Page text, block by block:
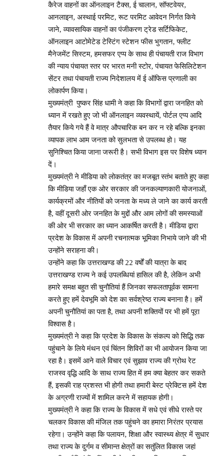
कैरेज वाहनों का ऑनलाइन टैक्स, ई चालान, सॉफ्टवेयर,
आनलाइन, अस्थाई परमिट, रूट परमिट आवेदन निर्गत किये
जाने, व्यावसायिक वाहनों का पंजीकरण ट्रेड सर्टिफिकेट,
ऑनलाइन आटोमेटेड टेस्टिंग स्टेशन फीस भुगतान, फ्लीट
मैनेजमेंट सिस्टम, हमसफर एप्प के साथ ही पंचायती राज विभाग
की न्याय पंचायत स्तर पर भारत मनी स्टोर, पंचायत फेसिलिटेशन
सेंटर तथा पंचायती राज्य निदेशालय में ई ऑफिस प्रणाली का
लोकार्पण किया।
मुख्यमंत्री पुष्कर सिंह धामी ने कहा कि विभागों द्वारा जनहित को
ध्यान में रखते हुए जो भी ऑनलाइन व्यवस्थायें, पोर्टल एप्प आदि
तैयार किये गये हैं वे मात्र औपचारिक बन कर न रहे बल्कि इनका
व्यापक लाभ आम जनता को सुलभता से उपलब्ध हो। यह
सुनिश्चित किया जाना जरूरी है। सभी विभाग इस पर विशेष ध्यान
दें।
मुख्यमंत्री ने मीडिया को लोकतंत्र का मजबूत स्तंभ बताते हुए कहा
कि मीडिया जहाँ एक ओर सरकार की जनकल्याणकारी योजनाओं,
कार्यक्रमों और नीतियों को जनता के मध्य ले जाने का कार्य करती
है, वहीं दूसरी ओर जनहित के मुद्दों और आम लोगों की समस्याओं
की ओर भी सरकार का ध्यान आकर्षित करती है। मीडिया द्वारा
प्रदेश के विकास में अपनी रचनात्मक भूमिका निभाये जाने की भी
उन्होंने सराहना की।
उन्होंने कहा कि उत्तराखण्ड की 22 वर्षों की यात्रा के बाद
उत्तराखण्ड राज्य ने कई उपलब्धियां हासिल की है, लेकिन अभी
हमारे समक्ष बहुत सी चुनौतियां हैं जिनका सफलतापूर्वक सामना
करते हुए हमें देवभूमि को देश का सर्वश्रेष्ठ राज्य बनाना है। हमें
अपनी चुनौतियां का पता है, तथा अपनी शक्तियों पर भी हमें पूरा
विश्वास है।
मुख्यमंत्री ने कहा कि प्रदेश के विकास के संकल्प को सिद्धि तक
पहुंचाने के लिये मंथन एवं चिंतन शिविरों का भी आयोजन किया जा
रहा है। इसमें आने वाले विचार एवं सुझाव राज्य की ग्रोथ रेट
राजस्व वृद्धि आदि के साथ राज्य हित में हम क्या बेहतर कर सकते
हैं, इसकी राह प्रशस्त भी होगी तथा हमारी बेस्ट प्रेक्टिस हमें देश
के अग्रणी राज्यों में शामिल करने में सहायक होगी।
मुख्यमंत्री ने कहा कि राज्य के विकास में सधे एवं सीधे रास्ते पर
चलकर विकास की मंजिल तक पहुंचने का हमारा निरंतर प्रयास
रहेगा। उन्होंने कहा कि पलायन, शिक्षा और स्वास्थ्य क्षेत्र में सुधार
तथा राज्य के दुर्गम व सीमान्त क्षेत्रों का सतुंलित विकास जहां